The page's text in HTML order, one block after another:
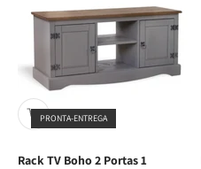
PRONTA-ENTREGA
Rack TV Boho 2 Portas 1